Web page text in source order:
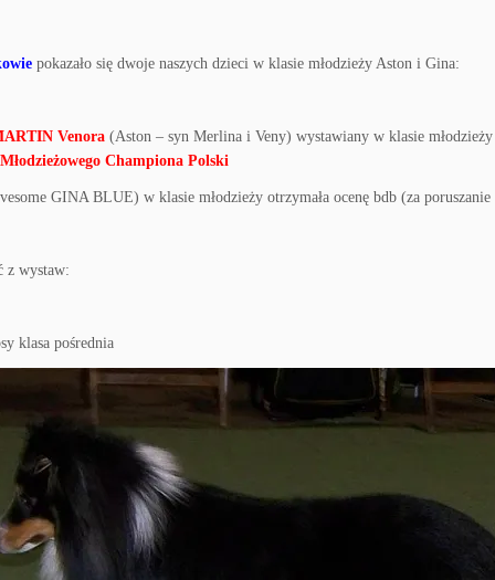
pokazało się dwoje naszych dzieci w klasie młodzieży Aston i Gina:
Venora (Aston – syn Merlina i Veny) wystawiany w klasie
Championa Polski
GINA BLUE) w klasie młodzieży otrzymała ocenę bdb (za
z wystaw:
klasa pośrednia